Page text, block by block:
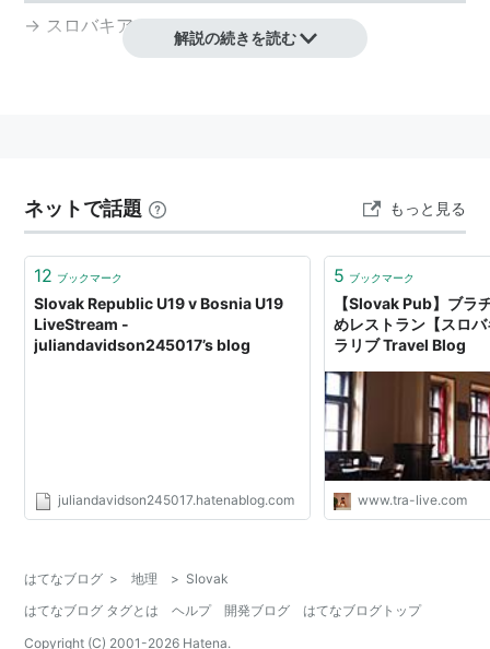
→ スロバキア
解説の続きを読む
ネットで話題 もっと見る
12 ブックマーク
Slovak Republic U19 v Bosnia U19
LiveStream -
juliandavidson245017’s blog
juliandavidson245017.hatenablog.com
5 ブックマーク
【Slovak Pub】ブラ
めレストラン【スロ
ラリブ Travel Blog
www.tra-live.com
はてなブログ > 地理 > Slovak
はてなブログ タグとは
ヘルプ 開発ブログ
はてなブログトップ
Copyright (C) 2001-2026 Hatena.